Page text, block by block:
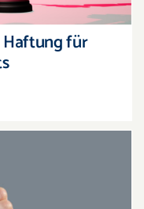
Haftung für